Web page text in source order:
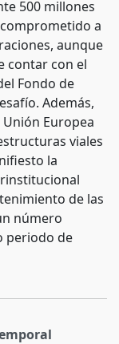
500 millones
a
aunque
contar con el
Fondo de
Además,
Europea
viales
la
de las
número
periodo de